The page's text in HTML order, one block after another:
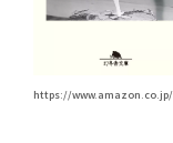
https://www.amazon.co.jp/